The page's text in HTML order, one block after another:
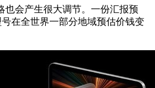
也会产生很大调节。一份汇报预
号在全世界一部分地域预估价钱变